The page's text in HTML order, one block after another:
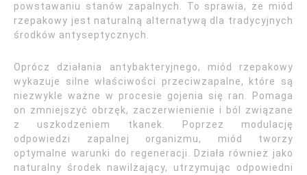
powstawaniu stanów zapalnych. To sprawia, że miód
rzepakowy jest naturalną alternatywą dla tradycyjnych
środków antyseptycznych.
Oprócz działania antybakteryjnego, miód rzepakowy
wykazuje silne właściwości przeciwzapalne, które są
niezwykle ważne w procesie gojenia się ran. Pomaga
on zmniejszyć obrzęk, zaczerwienienie i ból związane
z uszkodzeniem tkanek. Poprzez modulację
odpowiedzi zapalnej organizmu, miód tworzy
optymalne warunki do regeneracji. Działa również jako
naturalny środek nawilżający, utrzymując odpowiedni